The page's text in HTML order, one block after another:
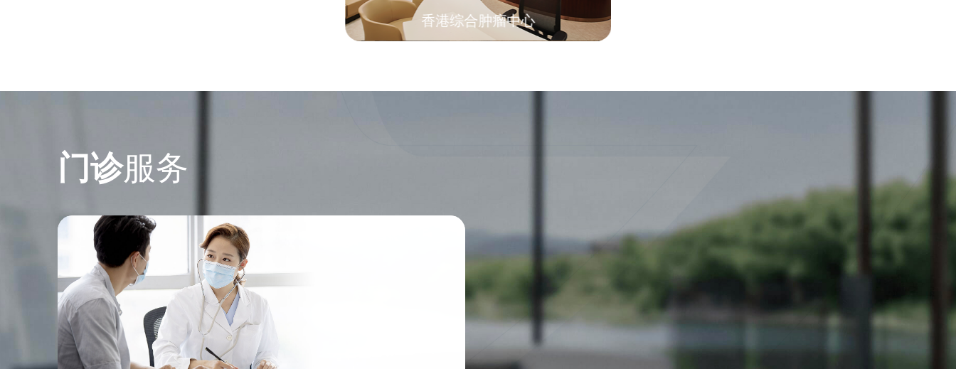
香港综合肿瘤中心
门诊服务